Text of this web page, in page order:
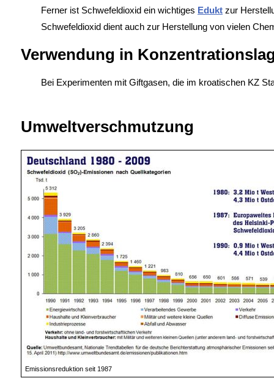
Ferner ist Schwefeldioxid ein wichtiges Eduktzur
Schwefeldioxid dient auch zur Herstellung von vielen
Verwendung in
Bei Experimenten mit Giftgasen, die im kroatischen KZ
Umweltverschmutzung
Emissionsreduktion seit 1987